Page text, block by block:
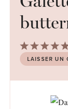
4
3
Stars
2
Stars
1
Star
LAISSER UN